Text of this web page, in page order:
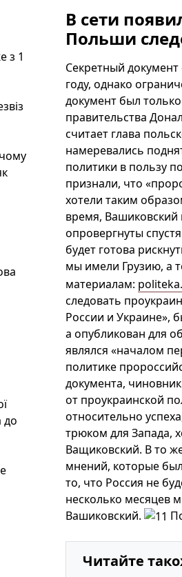
з 1
до
В сети
Польши
Секретный
году, однако
документ был
правительства
считает глава
намеревались
политики в пользу
признали, что
хотели таким
время,
опровергнуты
будет готова
мы имели Грузию, а
материалам:
следовать
России и Украине»,
а опубликован для
являлся «началом
политике
документа,
от проукраинской
относительно
трюком для Запада,
Ващиковский. В то
мнений, которые
то, что Россия не
несколько месяцев
Вашиковский.
Читайте